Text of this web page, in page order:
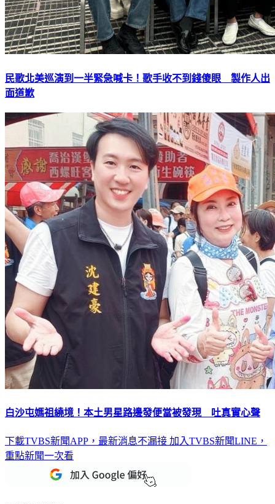
民歌北美巡演到一半緊急喊卡！歌手收不到錢傻眼 製作人出
面道歉
白沙屯媽祖繞境！本土男星路邊發便當被發現 吐真實心聲
下載TVBS新聞APP，最新消息不漏接 加入TVBS新聞LINE，
重點新聞一次看